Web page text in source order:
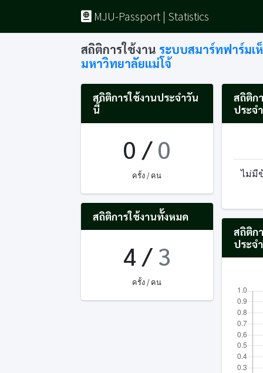
MJU-Passport | Statistics
สถิติการใช้งาน ระบบสมาร์ทฟาร์มเ
มหาวิทยาลัยแม่โจ้
สถิติการใช้งานประจำวัน
นี้
0 /0
ครั้ง / คน
สถิติการใช้งานทั้งหมด
4 / 3
ครั้ง / คน
สถิติก
ประจ
ไม่มี
สถิติก
ประจ